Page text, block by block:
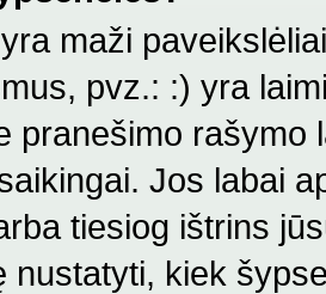
maži
pvz.: :) yra
pranešimo rašymo
Jos labai
tiesiog ištrins
nustatyti, kiek